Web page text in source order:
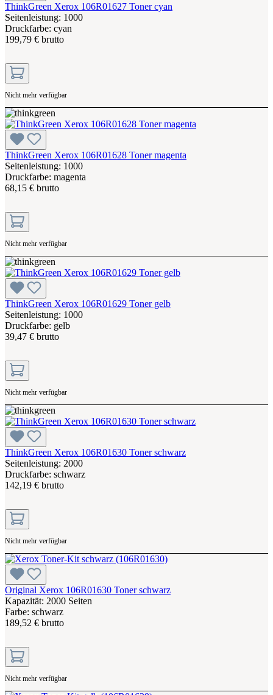
ThinkGreen Xerox 106R01627 Toner cyan
Seitenleistung: 1000
Druckfarbe: cyan
199,79 € brutto
Nicht mehr verfügbar
ThinkGreen Xerox 106R01628 Toner magenta
Seitenleistung: 1000
Druckfarbe: magenta
68,15 € brutto
Nicht mehr verfügbar
ThinkGreen Xerox 106R01629 Toner gelb
Seitenleistung: 1000
Druckfarbe: gelb
39,47 € brutto
Nicht mehr verfügbar
ThinkGreen Xerox 106R01630 Toner schwarz
Seitenleistung: 2000
Druckfarbe: schwarz
142,19 € brutto
Nicht mehr verfügbar
Original Xerox 106R01630 Toner schwarz
Kapazität: 2000 Seiten
Farbe: schwarz
189,52 € brutto
Nicht mehr verfügbar